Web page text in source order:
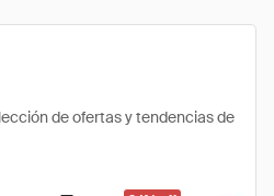
de ofertas y tendencias de